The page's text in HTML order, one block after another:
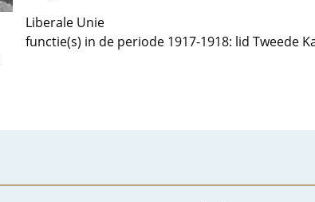
Liberale Unie
functie(s) in de periode 1917-1918: lid Tweede